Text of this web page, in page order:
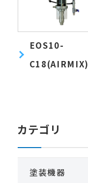
EOS10-
C18(AIRMIX)
カテゴリ
塗装機器